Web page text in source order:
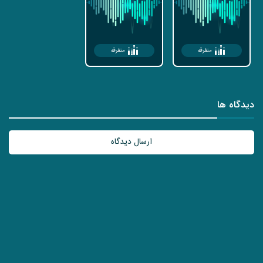
متفرقه متفرقه
دیدگاه ها
ارسال دیدگاه